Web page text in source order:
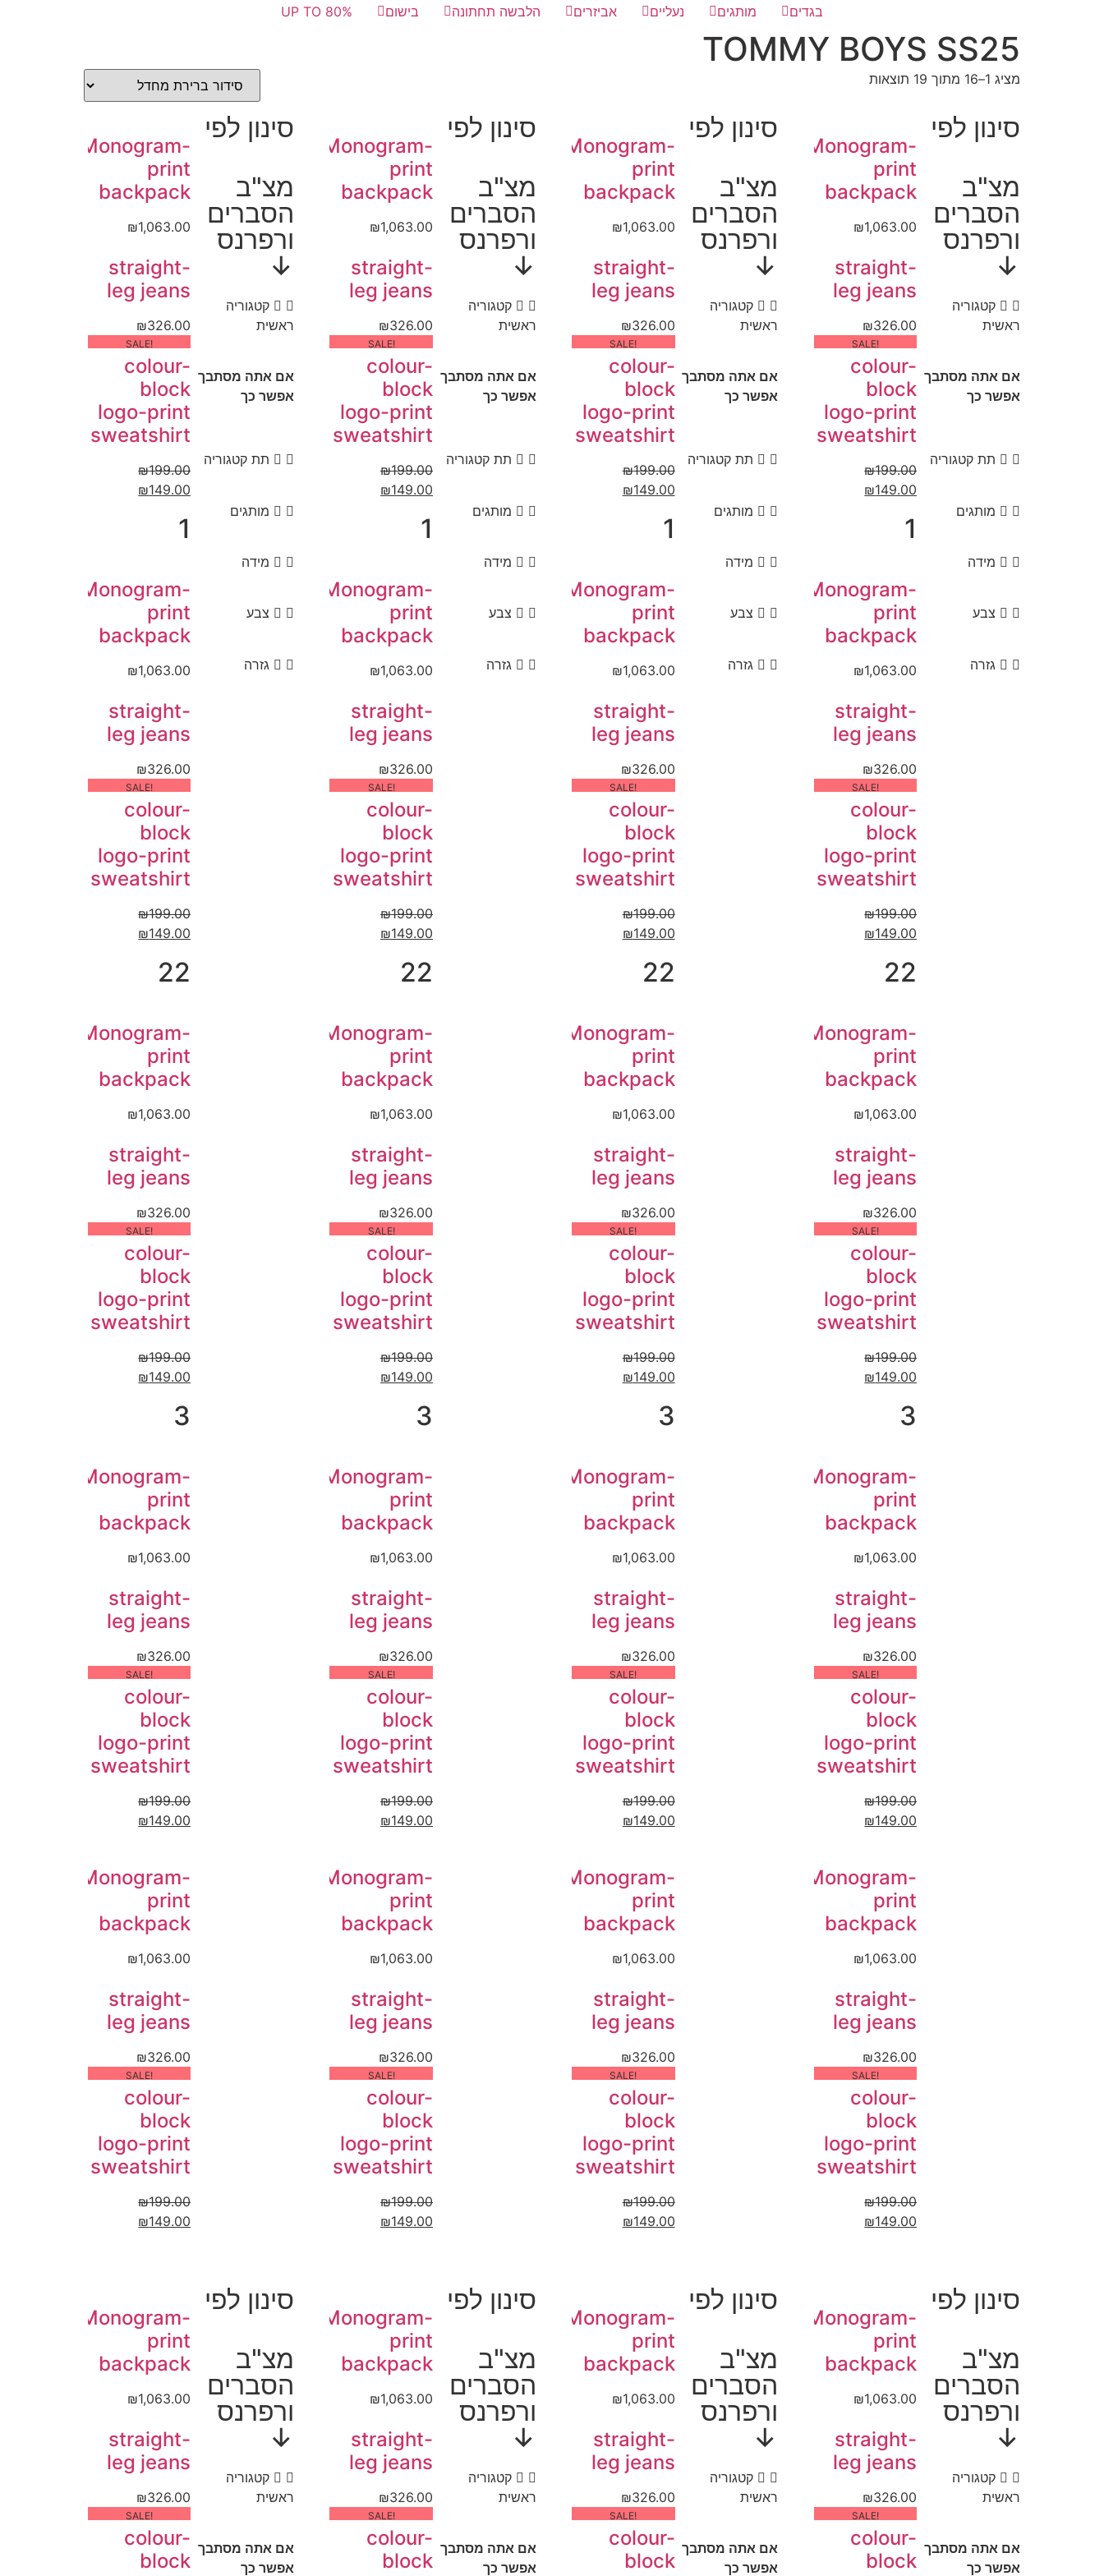
בגדים
מותגים נעליים אביזרים הלבשה תחתונה בישום UP TO 80%
TOMMY BOYS SS25
מציג 1–16 מתוך 19 תוצאות
סינון לפי
מצ"ב
הסברים
ורפרנס
↓
קטגוריה
ראשית
אם אתה מסתבך
אפשר כך
תת קטגוריה
מותגים
מידה
צבע
גזרה
Monogram-
print
backpack
₪1,063.00
straight-
leg jeans
₪326.00
!SALE
colour-
block
logo-print
sweatshirt
₪199.00
₪149.00
1
Monogram-
print
backpack
₪1,063.00
straight-
leg jeans
₪326.00
!SALE
colour-
block
logo-print
sweatshirt
₪199.00
₪149.00
22
Monogram-
print
backpack
₪1,063.00
straight-
leg jeans
₪326.00
!SALE
colour-
block
logo-print
sweatshirt
₪199.00
₪149.00
3
Monogram-
print
backpack
₪1,063.00
straight-
leg jeans
₪326.00
!SALE
colour-
block
logo-print
sweatshirt
₪199.00
₪149.00
Monogram-
print
backpack
₪1,063.00
straight-
leg jeans
₪326.00
!SALE
colour-
block
logo-print
sweatshirt
₪199.00
₪149.00
סינון לפי
מצ"ב
הסברים
ורפרנס
↓
קטגוריה
ראשית
אם אתה מסתבך
אפשר כך
תת קטגוריה
מותגים
מידה
צבע
גזרה
Monogram-
print
backpack
₪1,063.00
straight-
leg jeans
₪326.00
!SALE
colour-
block
logo-print
sweatshirt
₪199.00
₪149.00
1
Monogram-
print
backpack
₪1,063.00
straight-
leg jeans
₪326.00
!SALE
colour-
block
logo-print
sweatshirt
₪199.00
₪149.00
22
Monogram-
print
backpack
₪1,063.00
straight-
leg jeans
₪326.00
!SALE
colour-
block
logo-print
sweatshirt
₪199.00
₪149.00
3
Monogram-
print
backpack
₪1,063.00
straight-
leg jeans
₪326.00
!SALE
colour-
block
logo-print
sweatshirt
₪199.00
₪149.00
Monogram-
print
backpack
₪1,063.00
straight-
leg jeans
₪326.00
!SALE
colour-
block
logo-print
sweatshirt
₪199.00
₪149.00
סינון לפי
מצ"ב
הסברים
ורפרנס
↓
קטגוריה
ראשית
אם אתה מסתבך
אפשר כך
תת קטגוריה
מותגים
מידה
צבע
גזרה
Monogram-
print
backpack
₪1,063.00
straight-
leg jeans
₪326.00
!SALE
colour-
block
logo-print
sweatshirt
₪199.00
₪149.00
1
Monogram-
print
backpack
₪1,063.00
straight-
leg jeans
₪326.00
!SALE
colour-
block
logo-print
sweatshirt
₪199.00
₪149.00
22
Monogram-
print
backpack
₪1,063.00
straight-
leg jeans
₪326.00
!SALE
colour-
block
logo-print
sweatshirt
₪199.00
₪149.00
3
Monogram-
print
backpack
₪1,063.00
straight-
leg jeans
₪326.00
!SALE
colour-
block
logo-print
sweatshirt
₪199.00
₪149.00
Monogram-
print
backpack
₪1,063.00
straight-
leg jeans
₪326.00
!SALE
colour-
block
logo-print
sweatshirt
₪199.00
₪149.00
סינון לפי
מצ"ב
הסברים
ורפרנס
↓
קטגוריה
ראשית
אם אתה מסתבך
אפשר כך
תת קטגוריה
מותגים
מידה
צבע
גזרה
Monogram-
print
backpack
₪1,063.00
straight-
leg jeans
₪326.00
!SALE
colour-
block
logo-print
sweatshirt
₪199.00
₪149.00
1
Monogram-
print
backpack
₪1,063.00
straight-
leg jeans
₪326.00
!SALE
colour-
block
logo-print
sweatshirt
₪199.00
₪149.00
22
Monogram-
print
backpack
₪1,063.00
straight-
leg jeans
₪326.00
!SALE
colour-
block
logo-print
sweatshirt
₪199.00
₪149.00
3
Monogram-
print
backpack
₪1,063.00
straight-
leg jeans
₪326.00
!SALE
colour-
block
logo-print
sweatshirt
₪199.00
₪149.00
Monogram-
print
backpack
₪1,063.00
straight-
leg jeans
₪326.00
!SALE
colour-
block
logo-print
sweatshirt
₪199.00
₪149.00
סינון לפי
מצ"ב
הסברים
ורפרנס
↓
קטגוריה
ראשית
אם אתה מסתבך
אפשר כך
Monogram-
print
backpack
₪1,063.00
straight-
leg jeans
₪326.00
!SALE
colour-
block
סינון לפי
מצ"ב
הסברים
ורפרנס
↓
קטגוריה
ראשית
אם אתה מסתבך
אפשר כך
Monogram-
print
backpack
₪1,063.00
straight-
leg jeans
₪326.00
!SALE
colour-
block
סינון לפי
מצ"ב
הסברים
ורפרנס
↓
קטגוריה
ראשית
אם אתה מסתבך
אפשר כך
Monogram-
print
backpack
₪1,063.00
straight-
leg jeans
₪326.00
!SALE
colour-
block
סינון לפי
מצ"ב
הסברים
ורפרנס
↓
קטגוריה
ראשית
אם אתה מסתבך
אפשר כך
Monogram-
print
backpack
₪1,063.00
straight-
leg jeans
₪326.00
!SALE
colour-
block